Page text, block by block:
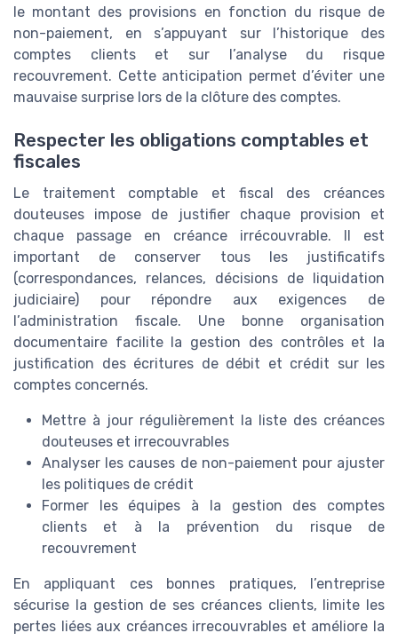
le montant des provisions en fonction du risque de
non-paiement, en s’appuyant sur l’historique des
comptes clients et sur l’analyse du risque
recouvrement. Cette anticipation permet d’éviter une
mauvaise surprise lors de la clôture des comptes.
Respecter les obligations comptables et
fiscales
Le traitement comptable et fiscal des créances
douteuses impose de justifier chaque provision et
chaque passage en créance irrécouvrable. Il est
important de conserver tous les justificatifs
(correspondances, relances, décisions de liquidation
judiciaire) pour répondre aux exigences de
l’administration fiscale. Une bonne organisation
documentaire facilite la gestion des contrôles et la
justification des écritures de débit et crédit sur les
comptes concernés.
Mettre à jour régulièrement la liste des créances
douteuses et irrecouvrables
Analyser les causes de non-paiement pour ajuster
les politiques de crédit
Former les équipes à la gestion des comptes
clients et à la prévention du risque de
recouvrement
En appliquant ces bonnes pratiques, l’entreprise
sécurise la gestion de ses créances clients, limite les
pertes liées aux créances irrecouvrables et améliore la